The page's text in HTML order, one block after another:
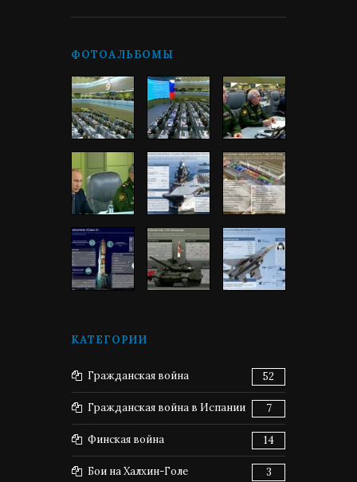
ФОТОАЛЬБОМЫ
КАТЕГОРИИ
Гражданская война 52
Гражданская война в Испании 7
Финская война 14
Бои на Халхин-Голе 3